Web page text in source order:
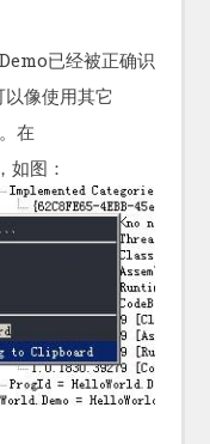
已经被正确识
像使用其它
在
图：